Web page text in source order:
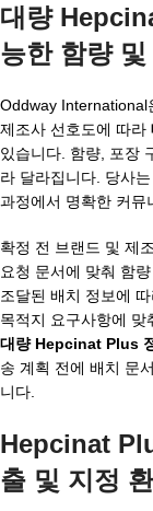
대량
능한 함량
Oddway International
제조사 선호도에 따라
있습니다. 함량, 포장
라 달라집니다. 당사
과정에서 명확한 커뮤
확정 전 브랜드 및 제
요청 문서에 맞춰 함
조달된 배치 정보에
목적지 요구사항에 맞
대량 Hepcinat Plus
송 계획 전에 배치 문
니다.
Hepcinat
출 및 지정